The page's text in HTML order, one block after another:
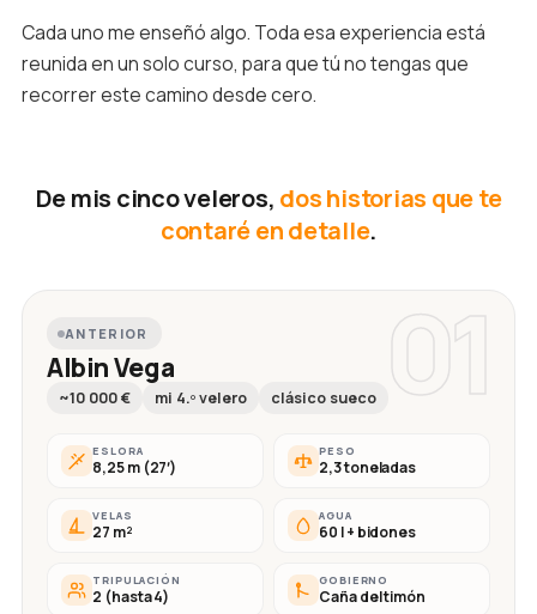
Cada uno me enseñó algo. Toda esa experiencia está
reunida en un solo curso, para que tú no tengas que
recorrer este camino desde cero.
De mis cinco veleros, dos historias que te
contaré en detalle.
01
ANTERIOR
Albin Vega
~10 000 € mi 4.º velero clásico sueco
ESLORA
8,25 m (27′)
PESO
2,3 toneladas
VELAS
27 m²
AGUA
60 l + bidones
TRIPULACIÓN
2 (hasta 4)
GOBIERNO
Caña del timón